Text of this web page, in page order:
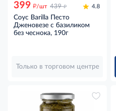
399 д/шт 439 д 4.8
Соус Barilla Песто
Дженовезе с базиликом
без чеснока, 190г
Только в торговом центре